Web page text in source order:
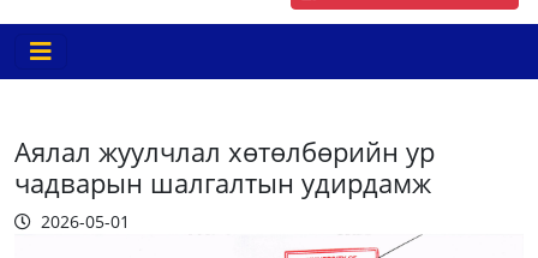
Аялал жуулчлал хөтөлбөрийн ур
чадварын шалгалтын удирдамж
2026-05-01